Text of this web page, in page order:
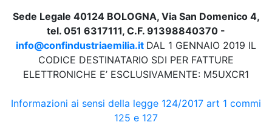
Sede Legale 40124 BOLOGNA, Via San Domenico 4,
tel. 051 6317111, C.F. 91398840370 -
info@confindustriaemilia.it DAL 1 GENNAIO 2019 IL
CODICE DESTINATARIO SDI PER FATTURE
ELETTRONICHE E’ ESCLUSIVAMENTE: M5UXCR1
Informazioni ai sensi della legge 124/2017 art 1 commi
125 e 127